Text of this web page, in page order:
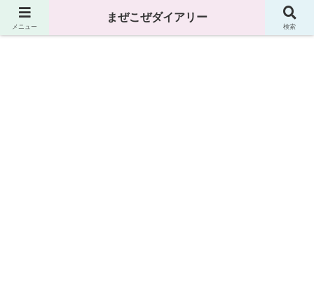
まぜこぜダイアリー
メニュー
まぜこぜダイアリー
検索